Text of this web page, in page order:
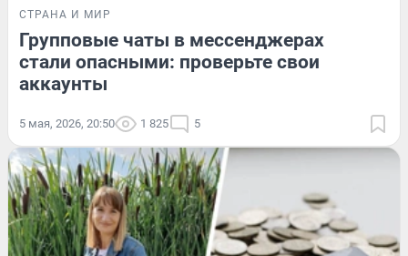
СТРАНА И МИР
Групповые чаты в мессенджерах
стали опасными: проверьте свои
аккаунты
5 мая, 2026, 20:50 1 825 5